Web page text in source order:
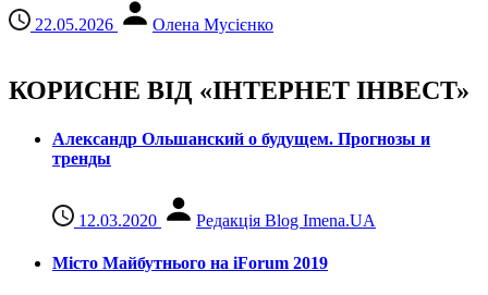
22.05.2026 Олена Мусієнко
КОРИСНЕ ВІД «ІНТЕРНЕТ ІНВЕСТ»
Александр Ольшанский о будущем. Прогнозы и
тренды
12.03.2020 Редакція Blog Imena.UA
Місто Майбутнього на iForum 2019